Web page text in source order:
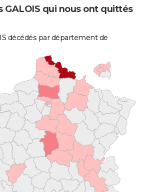
GALOIS qui nous ont quittés
décédés par département de